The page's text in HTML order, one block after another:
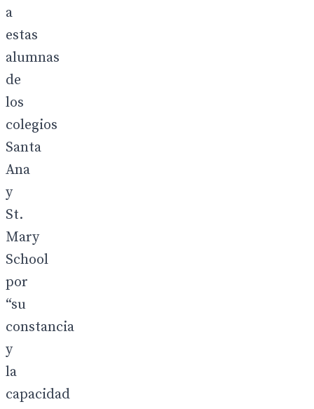
a
estas
alumnas
de
los
colegios
Santa
Ana
y
St.
Mary
School
por
“su
constancia
y
la
capacidad